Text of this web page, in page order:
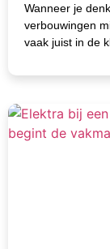
Wanneer je
verbouwingen
vaak juist in de